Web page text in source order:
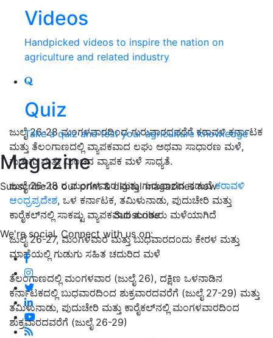
Videos
Handpicked videos to inspire the nation on
agriculture and related industry
Quiz
Take a quiz and test your agriculture knowledge
Magazine
Subscribe to our print & digital magazines now
Subscribe
We're social. Connect with us on:
ಜುಲೈ 26-28 ಮಂಗಳವಾರದಿಂದ ಗುರುವಾರದವರೆಗೆ ಕರಾವಳಿ ಕರ್ನಾಟಕ
ಮತ್ತು ತೆಲಂಗಾಣದಲ್ಲಿ ವ್ಯಾಪಕವಾದ ಲಘು ಅಥವಾ ಸಾಧಾರಣ ಮಳೆ,
ಗುಡುಗು ಮತ್ತು ಮಿಂಚಿನ ವ್ಯಾಪಕ ಮಳೆ ಸಾಧ್ಯತೆ.
ಜುಲೈ 26-28 ರ ಮಂಗಳವಾರ ಮತ್ತು ಗುರುವಾರದ ನಡುವೆಕರಾವಳಿ
ಆಂಧ್ರಪ್ರದೇಶ, ಒಳ ಕರ್ನಾಟಕ, ತಮಿಳುನಾಡು, ಪುದುಚೇರಿ ಮತ್ತು
ಕಾರೈಕಲ್‌ನಲ್ಲಿ ಸಾಕಷ್ಟು ವ್ಯಾಪಕವಾದ ತುಂತುರು ಮಳೆಯಾಗಿದೆ
ಜುಲೈ 26-27, ಮಂಗಳವಾರ ಮತ್ತು ಬುಧವಾರದಂದು ಕೇರಳ ಮತ್ತು
ಮಾಹೆಯಲ್ಲಿ ಗುಡುಗು ಸಹಿತ ಚದುರಿದ ಮಳೆ
ತೆಲಂಗಾಣದಲ್ಲಿ ಮಂಗಳವಾರ (ಜುಲೈ 26), ದಕ್ಷಿಣ ಒಳನಾಡಿನ
ಕರ್ನಾಟಕದಲ್ಲಿ ಬುಧವಾರದಿಂದ ಶುಕ್ರವಾರದವರೆಗೆ (ಜುಲೈ 27-29) ಮತ್ತು
ತಮಿಳುನಾಡು, ಪುದುಚೇರಿ ಮತ್ತು ಕಾರೈಕಲ್‌ನಲ್ಲಿ ಮಂಗಳವಾರದಿಂದ
ಶುಕ್ರವಾರದವರೆಗೆ (ಜುಲೈ 26-29)